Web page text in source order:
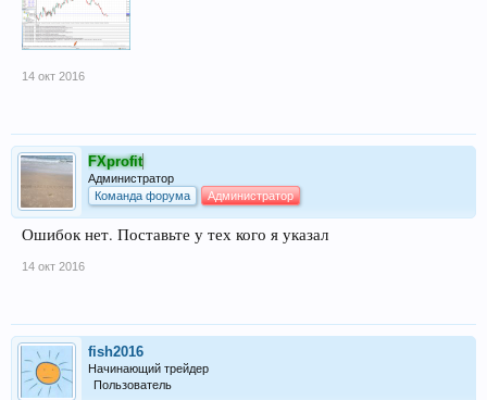
14 окт 2016
FXprofit
Администратор
Команда форума
Администратор
Ошибок нет. Поставьте у тех кого я указал
14 окт 2016
fish2016
Начинающий трейдер
Пользователь